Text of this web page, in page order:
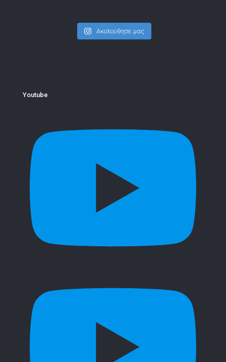
Ακολούθησε μας
Youtube